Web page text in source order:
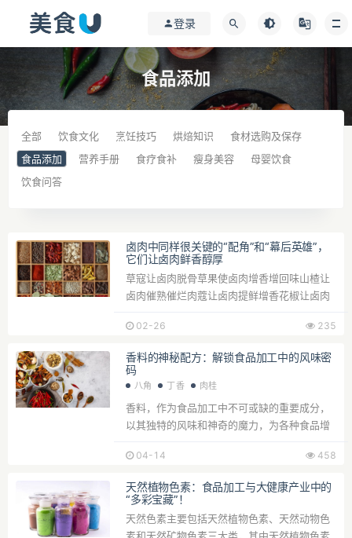
登录
食品添加
全部 饮食文化 烹饪技巧 烘焙知识
食材选购及保存
食品添加
营养手册 食疗食补 瘦身美容
母婴饮食
饮食问答
卤肉中同样很关键的“配角”和“幕后英雄”，
它们让卤肉鲜香醇厚
草寇让卤肉脱骨草果使卤肉增香增回味山楂让
卤肉催熟催烂肉蔻让卤肉提鲜增香花椒让卤肉
02-26 235
香料的神秘配方：解锁食品加工中的风味密
码
八角 丁香 肉桂
香料，作为食品加工中不可或缺的重要成分，
以其独特的风味和神奇的魔力，为各种食品增
04-14 458
天然植物色素：食品加工与大健康产业中的
“多彩宝藏”！
天然色素主要包括天然植物色素、天然动物色